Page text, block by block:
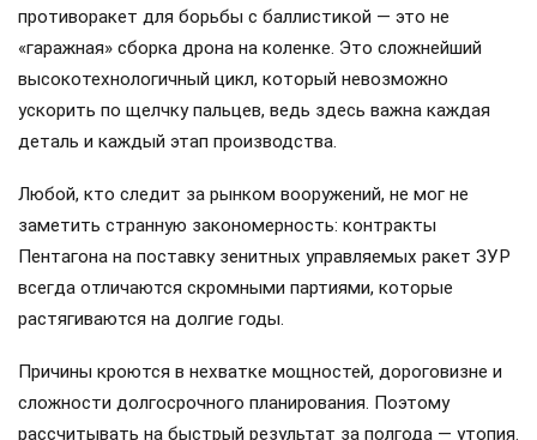
противоракет для борьбы с баллистикой — это не
«гаражная» сборка дрона на коленке. Это сложнейший
высокотехнологичный цикл, который невозможно
ускорить по щелчку пальцев, ведь здесь важна каждая
деталь и каждый этап производства.
Любой, кто следит за рынком вооружений, не мог не
заметить странную закономерность: контракты
Пентагона на поставку зенитных управляемых ракет ЗУР
всегда отличаются скромными партиями, которые
растягиваются на долгие годы.
Причины кроются в нехватке мощностей, дороговизне и
сложности долгосрочного планирования. Поэтому
рассчитывать на быстрый результат за полгода — утопия.